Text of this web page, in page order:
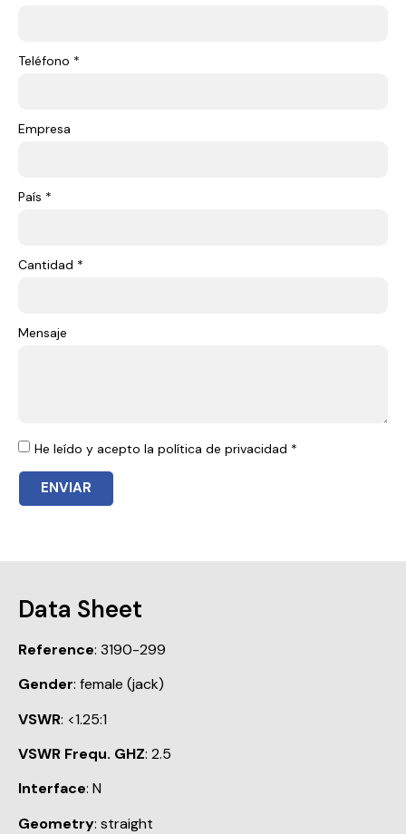
Teléfono *
Empresa
País *
Cantidad *
Mensaje
He leído y acepto la política de privacidad *
ENVIAR
Data Sheet
Reference: 3190-299
Gender: female (jack)
VSWR: <1.25:1
VSWR Frequ. GHZ: 2.5
Interface: N
Geometry: straight